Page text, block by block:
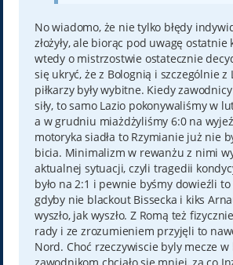
No wiadomo, że nie tylko błędy
złożyły, ale biorąc pod uwagę ostatnie
wtedy o mistrzostwie ostatecznie
się ukryć, że z Bolognią i szczególnie z
piłkarzy były wybitne. Kiedy
siły, to samo Lazio pokonywaliśmy w
a w grudniu miażdżyliśmy 6:0 na
motoryka siadła to Rzymianie już nie
bicia. Minimalizm w rewanżu z nimi
aktualnej sytuacji, czyli tragedii
było na 2:1 i pewnie byśmy dowieźli
gdyby nie blackout Bissecka i kiks
wyszło, jak wyszło. Z Romą też
rady i ze zrozumieniem przyjęli to
Nord. Choć rzeczywiscie byly mecze
zawodnikom chciało się mniej, za co